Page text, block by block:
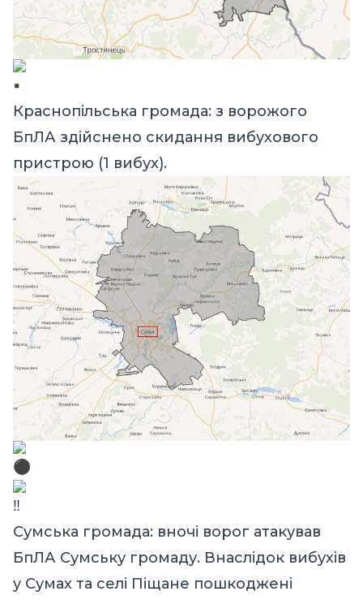
Краснопільська громада: з ворожого
БпЛА здійснено скидання вибухового
пристрою (1 вибух).
Сумська громада: вночі ворог атакував
БпЛА Сумську громаду. Внаслідок вибухів
у Сумах та селі Піщане пошкоджені